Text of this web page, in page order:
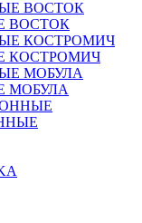
ВОСТОК
КОСТРОМИЧ
МОБУЛА